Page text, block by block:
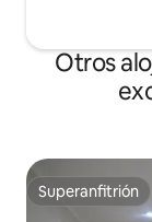
Otros
Superanfitrión
Superanfitrión